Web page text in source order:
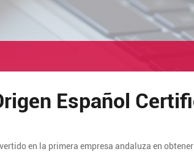
Español
en la primera empresa andaluza en